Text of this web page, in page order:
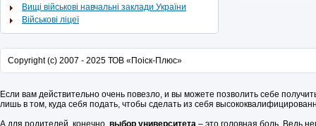
Вищі військові навчальні заклади України
Військові ліцеї
Copyright (c) 2007 - 2025 ТОВ «Поіск-Плюс»
Если вам действительно очень повезло, и вы можете позволить себе
лишь в том, куда себя подать, чтобы сделать из себя
А для родителей, конечно, выбор университета – это головная боль. Ведь